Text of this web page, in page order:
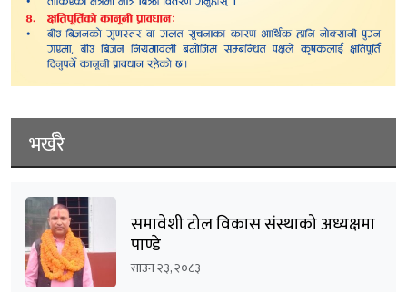
भर्खरै
समावेशी टोल विकास संस्थाको अध्यक्षमा
पाण्डे
साउन २३, २०८३